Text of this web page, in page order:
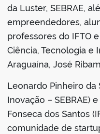
da Luster, SEBRAE,
empreendedores,
professores do IFTO
Ciência, Tecnologia e
Araguaína, José
Leonardo Pinheiro da
Inovação – SEBRAE)
Fonseca dos Santos
comunidade de